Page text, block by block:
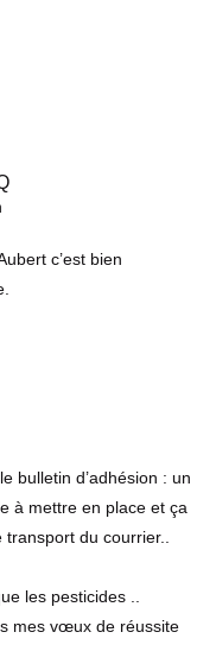
c’est bien
bulletin d’adhésion : un
à mettre en place et ça
du courrier..
les pesticides ..
mes vœux de réussite